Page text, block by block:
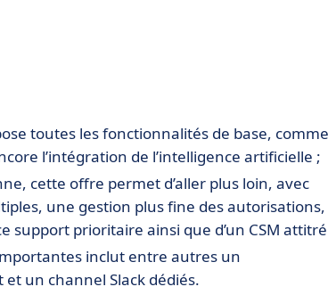
toutes les fonctionnalités de base, comme
l’intégration de l’intelligence artificielle ;
cette offre permet d’aller plus loin, avec
une gestion plus fine des autorisations,
support prioritaire ainsi que d’un CSM
inclut entre autres un
un channel Slack dédiés.